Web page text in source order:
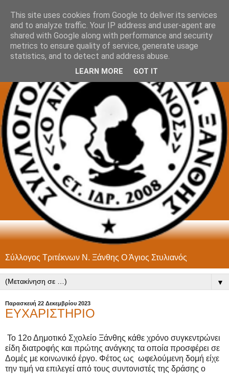
Σύλλογος Τριτέκνων Ν. Ξάνθης Ο Άγιος Στυλιανός
▼
Παρασκευή 22 Δεκεμβρίου 2023
ΕΥΧΑΡΙΣΤΗΡΙΟ
Το 12ο Δημοτικό Σχολείο Ξάνθης κάθε χρόνο συγκεντρώνει
είδη διατροφής και πρώτης ανάγκης τα οποία προσφέρει σε
Δομές με κοινωνικό έργο. Φέτος ως ωφελούμενη δομή είχε
την τιμή να επιλεγεί από τους συντονιστές της δράσης ο
This site uses cookies from Google to deliver its services
and to analyze traffic. Your IP address and user-agent are
shared with Google along with performance and security
metrics to ensure quality of service, generate usage
statistics, and to detect and address abuse.
LEARN MORE GOT IT